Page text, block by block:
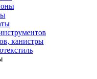
канистры